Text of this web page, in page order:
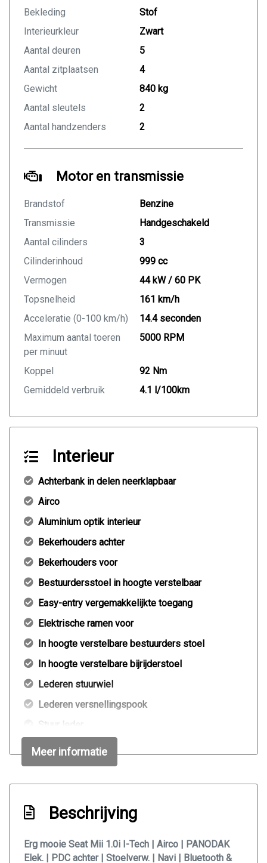
Bekleding
Stof
Interieurkleur
Zwart
Aantal deuren
5
Aantal zitplaatsen
4
Gewicht
840 kg
Aantal sleutels
2
Aantal handzenders
2
Motor en transmissie
Brandstof
Benzine
Transmissie
Handgeschakeld
Aantal cilinders
3
Cilinderinhoud
999 cc
Vermogen
44 kW / 60 PK
Topsnelheid
161 km/h
Acceleratie (0-100 km/h)
14.4 seconden
Maximum aantal toeren
per minuut
5000 RPM
Koppel
92 Nm
Gemiddeld verbruik
4.1 l/100km
Interieur
Achterbank in delen neerklapbaar
Airco
Aluminium optik interieur
Bekerhouders achter
Bekerhouders voor
Bestuurdersstoel in hoogte verstelbaar
Easy-entry vergemakkelijkte toegang
Elektrische ramen voor
In hoogte verstelbare bestuurders stoel
In hoogte verstelbare bijrijderstoel
Lederen stuurwiel
Lederen versnellingspook
Stuur leder
Stuurbekrachtiging
Toerenteller
Voorstoelen verwarmd
Exterieur
Achterruitwisser
Buitenspiegels elektrisch verstel- en
Meer informatie
Beschrijving
Erg mooie Seat Mii 1.0i I-Tech | Airco | PANODAK
Elek. | PDC achter | Stoelverw. | Navi | Bluetooth &